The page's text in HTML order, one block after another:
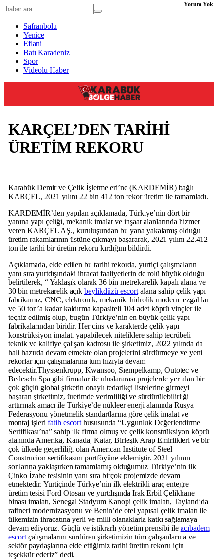
Safranbolu
Yenice
Eflani
Batı Karadeniz
Spor
Videolu Haber
KARÇEL’DEN TARİHİ
ÜRETİM REKORU
Karabük Demir ve Çelik İşletmeleri’ne (KARDEMİR) bağlı
KARÇEL, 2021 yılını 22 bin 412 ton rekor üretim ile tamamladı.
KARDEMİR’den yapılan açıklamada, Türkiye’nin dört bir
yanına yapı çeliği, mekanik imalat ve inşaat alanlarında hizmet
veren KARÇEL AŞ., kuruluşundan bu yana yakalamış olduğu
üretim rakamlarının üstüne çıkmayı başararak, 2021 yılını 22.412
ton ile tarihi bir üretim rekoru kırdığını bildirdi.
Açıklamada, elde edilen bu tarihi rekorda, yurtiçi çalışmaların
yanı sıra yurtdışındaki ihracat faaliyetlerin de rolü büyük olduğu
belirtilerek, “ Yaklaşık olarak 36 bin metrekarelik kapalı alana ve
30 bin metrekarelik açık beylikdüzü escortalana sahip çelik yapı
fabrikamız, CNC, elektronik, mekanik, hidrolik modern tezgahlar
ve 50 ton’a kadar kaldırma kapasiteli 104 adet köprü vinçler ile
teçhiz edilmiş olup, bugün Türkiye’nin en büyük çelik yapı
fabrikalarından biridir. Her cins ve karakterde çelik yapı
konstrüksiyon imalatı yapabilecek niteliklere sahip tecrübeli
teknik ve kalifiye çalışan kadrosu ile şirketimiz, 2022 yılında da
hali hazırda devam etmekte olan projelerini sürdürmeye ve yeni
rekorlar için çalışmalarına tüm hızıyla devam
edecektir.Thyssenkrupp, Kwansoo, Sıempelkamp, Outotec ve
Bedeschı Spa gibi firmalar ile uluslararası projelerde yer alan bir
çok güçlü global şirketin onaylı tedarikçi listelerine girmeyi
başaran şirketimiz, üretimde verimliliği ve sürdürülebilirliği
arttırmak amacı ile Türkiye’de nükleer enerji alanında Rusya
Federasyonu yönetmelik standartlarına göre çelik imalat ve
montaj işleri fatih escorthususunda “Uygunluk Değerlendirme
Sertifikası’na” sahip ilk firma olmuş ve çelik konstrüksiyon köprü
alanında Amerika, Kanada, Katar, Birleşik Arap Emirlikleri ve bir
çok ülkede geçerliliği olan American Institute of Steel
Construcion sertifikasını portföyüne eklemiştir. 2021 yılının
sonlarına yaklaşırken tamamlamış olduğumuz Türkiye’nin ilk
Çinko İzabe tesisinin yanı sıra birçok projemizde devam
etmektedir. Yurtiçinde Türkye’nin ilk elektrikli araç entegre
üretim tesisi Ford Otosan ve yurtdışında Irak Erbil Çelikhane
binası imalatı, Senegal Stadyum Kanopi çelik imalatı, Tayland’da
rafineri modernizasyonu ve Benin’de otel yapısal çelik imalatı ile
ülkemizin ihracatına yerli ve milli olanaklarla katkı sağlamaya
devam ediyoruz. Güçlü ve istikrarlı yönetim prensibi ile acıbadem
escortçalışmalarını sürdüren şirketimizin tüm çalışanlarına ve
sektör paydaşlarına elde ettiğimiz tarihi üretim rekoru için
teşekkür ederiz” dedi.
Yorum Yok